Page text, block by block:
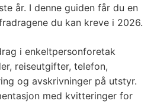
år. I denne guiden får du en
du kan kreve i 2026.
i enkeltpersonforetak
reiseutgifter, telefon,
og avskrivninger på utstyr.
med kvitteringer for